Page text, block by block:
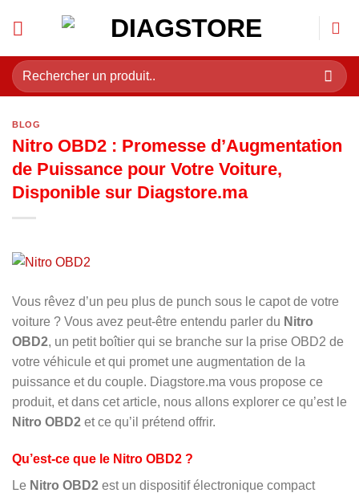
Recherche
pour :
BLOG
Nitro OBD2 : Promesse d’Augmentation
de Puissance pour Votre Voiture,
Disponible sur Diagstore.ma
Vous rêvez d’un peu plus de punch sous le capot de votre
voiture ? Vous avez peut-être entendu parler du Nitro
OBD2, un petit boîtier qui se branche sur la prise OBD2 de
votre véhicule et qui promet une augmentation de la
puissance et du couple. Diagstore.ma vous propose ce
produit, et dans cet article, nous allons explorer ce qu’est le
Nitro OBD2 et ce qu’il prétend offrir.
Qu’est-ce que le Nitro OBD2 ?
Le Nitro OBD2 est un dispositif électronique compact